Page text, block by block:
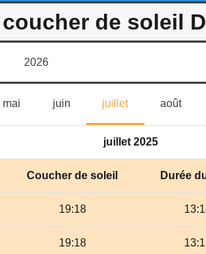
de soleil
2026
mai juinjuin juilletjuillet aoûtaoût
juillet 2025
Coucher de soleil Durée
19:18
19:18